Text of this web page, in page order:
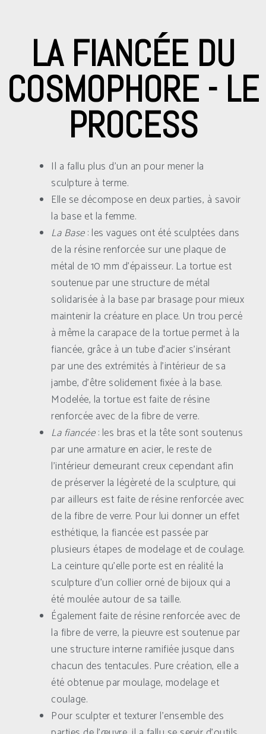
LA FIANCÉE DU
COSMOPHORE - LE
PROCESS
Il a fallu plus d’un an pour mener la
sculpture à terme.
Elle se décompose en deux parties, à savoir
la base et la femme.
La Base: les vagues ont été sculptées dans
de la résine renforcée sur une plaque de
métal de 10 mm d’épaisseur. La tortue est
soutenue par une structure de métal
solidarisée à la base par brasage pour mieux
maintenir la créature en place. Un trou percé
à même la carapace de la tortue permet à la
fiancée, grâce à un tube d’acier s’insérant
par une des extrémités à l’intérieur de sa
jambe, d’être solidement fixée à la base.
Modelée, la tortue est faite de résine
renforcée avec de la fibre de verre.
La fiancée: les bras et la tête sont soutenus
par une armature en acier, le reste de
l’intérieur demeurant creux cependant afin
de préserver la légèreté de la sculpture, qui
par ailleurs est faite de résine renforcée avec
de la fibre de verre. Pour lui donner un effet
esthétique, la fiancée est passée par
plusieurs étapes de modelage et de coulage.
La ceinture qu’elle porte est en réalité la
sculpture d’un collier orné de bijoux qui a
été moulée autour de sa taille.
Également faite de résine renforcée avec de
la fibre de verre, la pieuvre est soutenue par
une structure interne ramifiée jusque dans
chacun des tentacules. Pure création, elle a
été obtenue par moulage, modelage et
coulage.
Pour sculpter et texturer l’ensemble des